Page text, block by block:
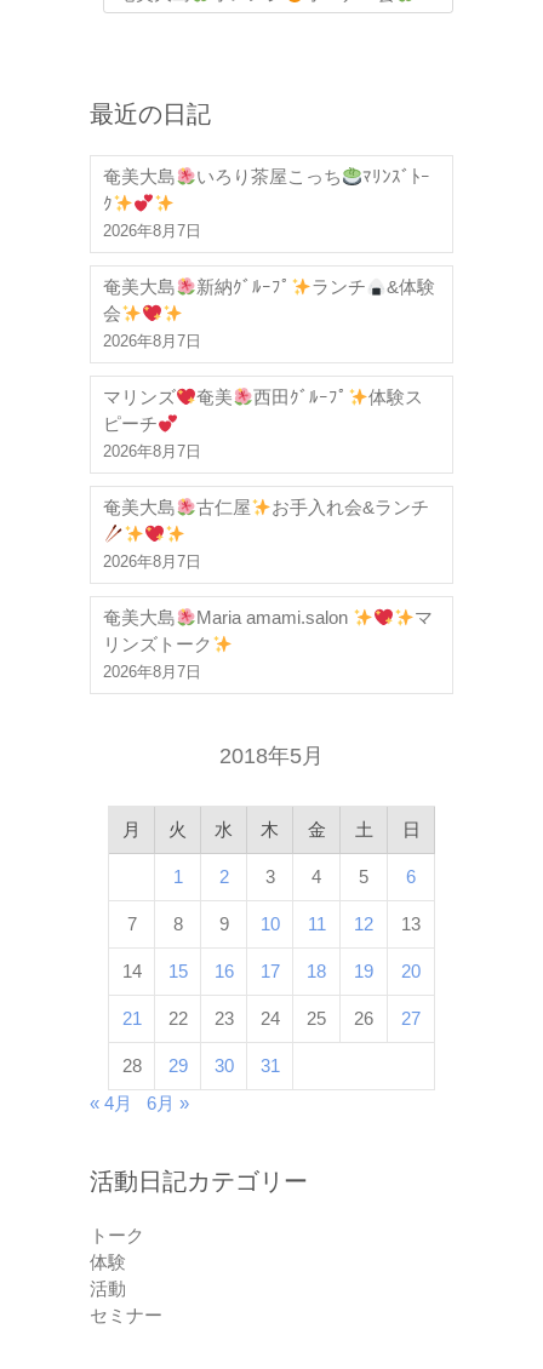
最近の日記
奄美大島 いろり茶屋こっち
ﾏﾘﾝｽﾞﾄｰ
ｸ
2026年8月7日
奄美大島 新納ｸﾞﾙｰﾌﾟ ランチ
&体験
会
2026年8月7日
マリンズ 奄美 西田ｸﾞﾙｰﾌﾟ
体験ス
ピーチ
2026年8月7日
奄美大島 古仁屋 お手入れ会&ランチ
2026年8月7日
奄美大島 Maria amami.salon
マ
リンズトーク
2026年8月7日
2018年5月
月 火 水 木 金 土 日
1 2 3 4 5 6
7 8 9 10 11 12 13
14 15 16 17 18 19 20
21 22 23 24 25 26 27
28 29 30
31
« 4月
6月 »
活動日記カテゴリー
トーク
体験
活動
セミナー